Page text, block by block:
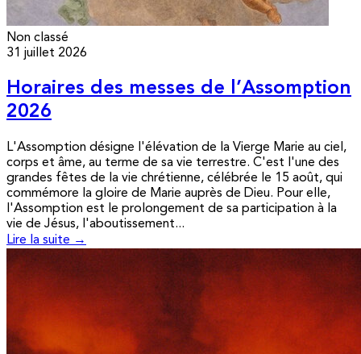
Non classé
31 juillet 2026
Horaires des messes de l’Assomption
2026
L'Assomption désigne l'élévation de la Vierge Marie au ciel,
corps et âme, au terme de sa vie terrestre. C'est l'une des
grandes fêtes de la vie chrétienne, célébrée le 15 août, qui
commémore la gloire de Marie auprès de Dieu. Pour elle,
l'Assomption est le prolongement de sa participation à la
vie de Jésus, l'aboutissement...
Lire la suite →